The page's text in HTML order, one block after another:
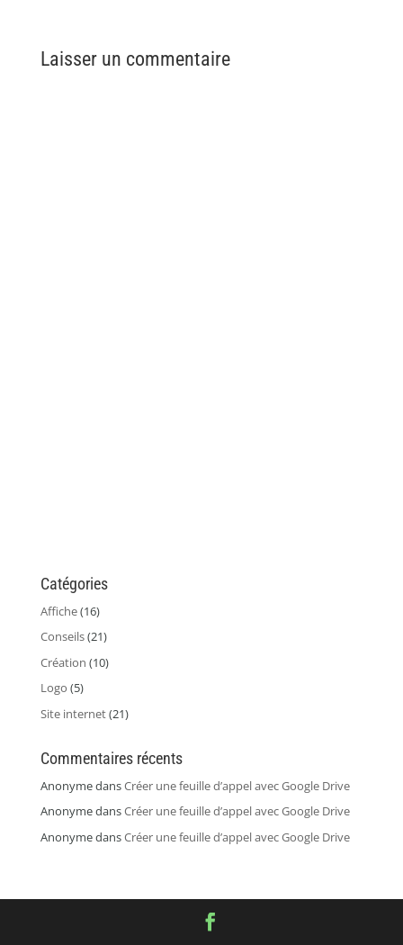
Laisser un commentaire
Catégories
Affiche(16)
Conseils(21)
Création (10)
Logo (5)
Site internet(21)
Commentaires récents
AnonymedansCréer une feuille d’appel avec Google Drive
AnonymedansCréer une feuille d’appel avec Google Drive
AnonymedansCréer une feuille d’appel avec Google Drive